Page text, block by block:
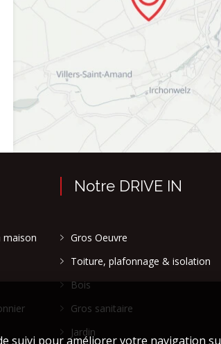
maison
Notre DRIVE IN
Gros Oeuvre
Toiture, plafonnage & isolation
Bois
Gros sanitaire
Jardin